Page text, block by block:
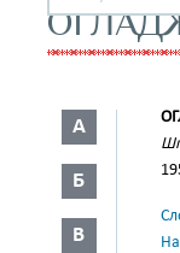
А
Б
В